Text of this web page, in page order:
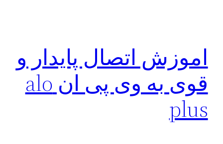
اموزش اتصال پایدار و
قوی به وی پی ان alo
plus